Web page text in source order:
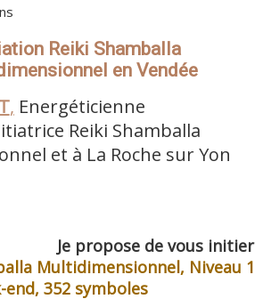
Reiki Shamballa
en Vendée
, Energéticienne
Reiki Shamballa
et à La Roche sur Yon
de vous initier
Multidimensionnel, Niveau 1
end, 352 symboles